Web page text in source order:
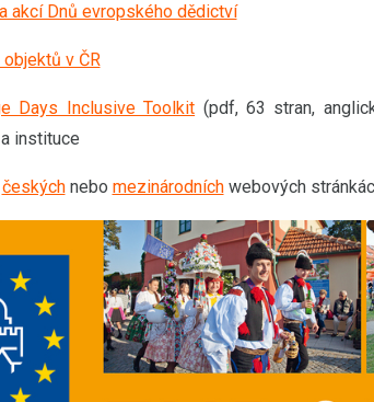
akcí Dnů evropského dědictví
v ČR
Days Inclusive Toolkit (pdf, 63 stran,
instituce
českýchnebo mezinárodníchwebových